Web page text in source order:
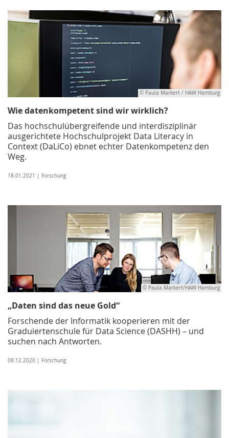
© Paula Markert / HAW Hamburg
Wie datenkompetent sind wir wirklich?
Das hochschulübergreifende und interdisziplinär
ausgerichtete Hochschulprojekt Data Literacy in
Context (DaLiCo) ebnet echter Datenkompetenz den
Weg.
18.01.2021 | Forschung
© Paula Markert/HAW Hamburg
„Daten sind das neue Gold“
Forschende der Informatik kooperieren mit der
Graduiertenschule für Data Science (DASHH) – und
suchen nach Antworten.
08.12.2020 | Forschung